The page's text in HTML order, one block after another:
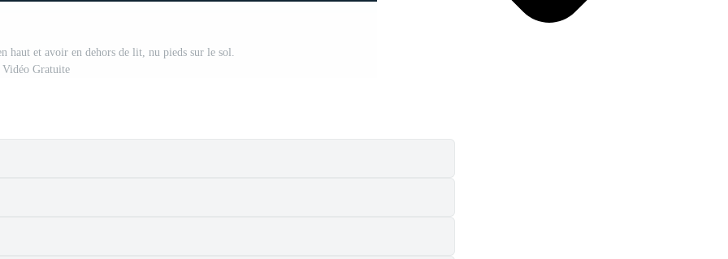
haut et avoir en dehors de lit, nu pieds sur le sol.
Vidéo Gratuite